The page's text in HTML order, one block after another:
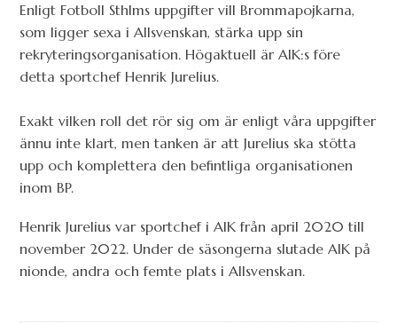
Enligt Fotboll Sthlms uppgifter vill Brommapojkarna,
som ligger sexa i Allsvenskan, stärka upp sin
rekryteringsorganisation. Högaktuell är AIK:s före
detta sportchef Henrik Jurelius.
Exakt vilken roll det rör sig om är enligt våra uppgifter
ännu inte klart, men tanken är att Jurelius ska stötta
upp och komplettera den befintliga organisationen
inom BP.
Henrik Jurelius var sportchef i AIK från april 2020 till
november 2022. Under de säsongerna slutade AIK på
nionde, andra och femte plats i Allsvenskan.